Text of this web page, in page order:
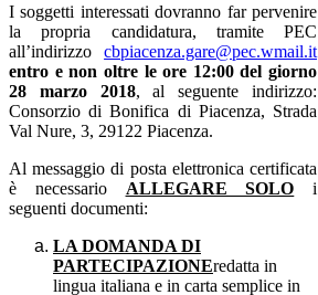
I soggetti interessati dovranno far pervenire
la propria candidatura, tramite PEC
all’indirizzocbpiacenza.gare@pec.wmail.it
entro e non oltre le ore 12:00 del giorno
28 marzo 2018, al seguente indirizzo:
Consorzio di Bonifica di Piacenza, Strada
Val Nure, 3, 29122 Piacenza.
Al messaggio di posta elettronica certificata
è necessario ALLEGARE SOLO
i
seguenti documenti:
LA DOMANDA DI
PARTECIPAZIONEredatta in
lingua italiana e in carta semplice in